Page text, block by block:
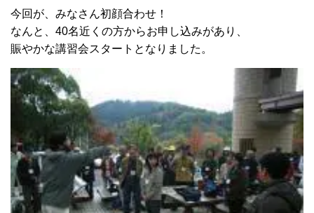
今回が、みなさん初顔合わせ！
なんと、40名近くの方からお申し込みがあり、
賑やかな講習会スタートとなりました。